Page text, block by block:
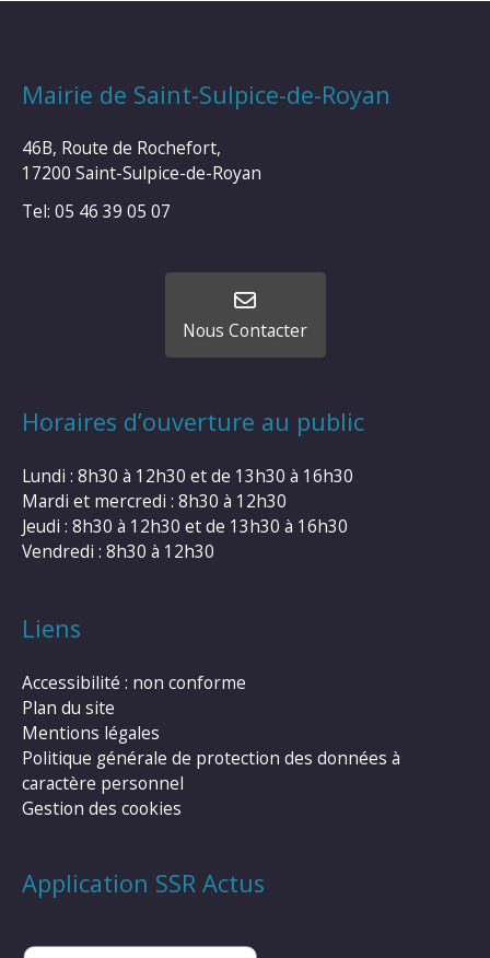
Mairie de Saint-Sulpice-de-Royan
46B, Route de Rochefort,
17200 Saint-Sulpice-de-Royan
Tel: 05 46 39 05 07
Nous Contacter
Horaires d’ouverture au public
Lundi : 8h30 à 12h30 et de 13h30 à 16h30
Mardi et mercredi : 8h30 à 12h30
Jeudi : 8h30 à 12h30 et de 13h30 à 16h30
Vendredi : 8h30 à 12h30
Liens
Accessibilité : non conforme
Plan du site
Mentions légales
Politique générale de protection des données à
caractère personnel
Gestion des cookies
Application SSR Actus